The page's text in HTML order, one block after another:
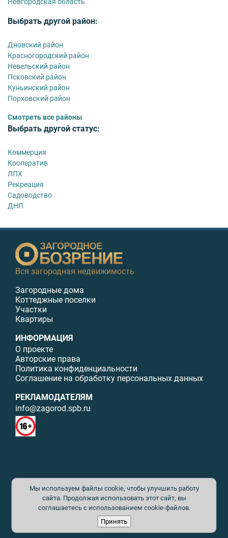
Выбрать другой район:
Дновский район
Красногородский район
Невельский район
Псковский район
Куньинский район
Порховский район
Смотреть все районы
Выбрать другой статус:
Коммерция
Кооператив
ЛПХ
Рекреация
Садоводство
ДНП
Вся загородная недвижимость
Загородные дома
Коттеджные поселки
Участки
Квартиры
ИНФОРМАЦИЯ
О проекте
Авторские права
Политика конфиденциальности
Соглашение на обработку персональных данных
РЕКЛАМОДАТЕЛЯМ
info@zagorod.spb.ru
© ИП Малыщева Б.Л. Все права защищены. Перепечатка материалов
данного сайта возможна только с письменного разрешения. При
цитировании ссылка на www.zagorod.spb.ru обязательна. Редакция не
несет ответственности за содержание рекламных материалов. Все
рекламируемые товары и услуги имеют необходимые сертификаты и
лицензии. Перепечатка любых материалов без письменного согласия
Мы используем файлы cookie, чтобы улучшить работу
сайта. Продолжая использовать этот сайт, вы
соглашаетесь с использованием cookie-файлов.
Принять